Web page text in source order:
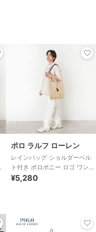
ポロ ラルフ ローレン
レインバッグ ショルダーベル
ト付き ポロポニー ロゴ ワンポ
イント 無地 ユニセックス
¥5,280